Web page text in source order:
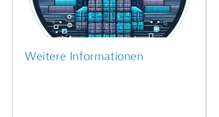
Weitere Informationen